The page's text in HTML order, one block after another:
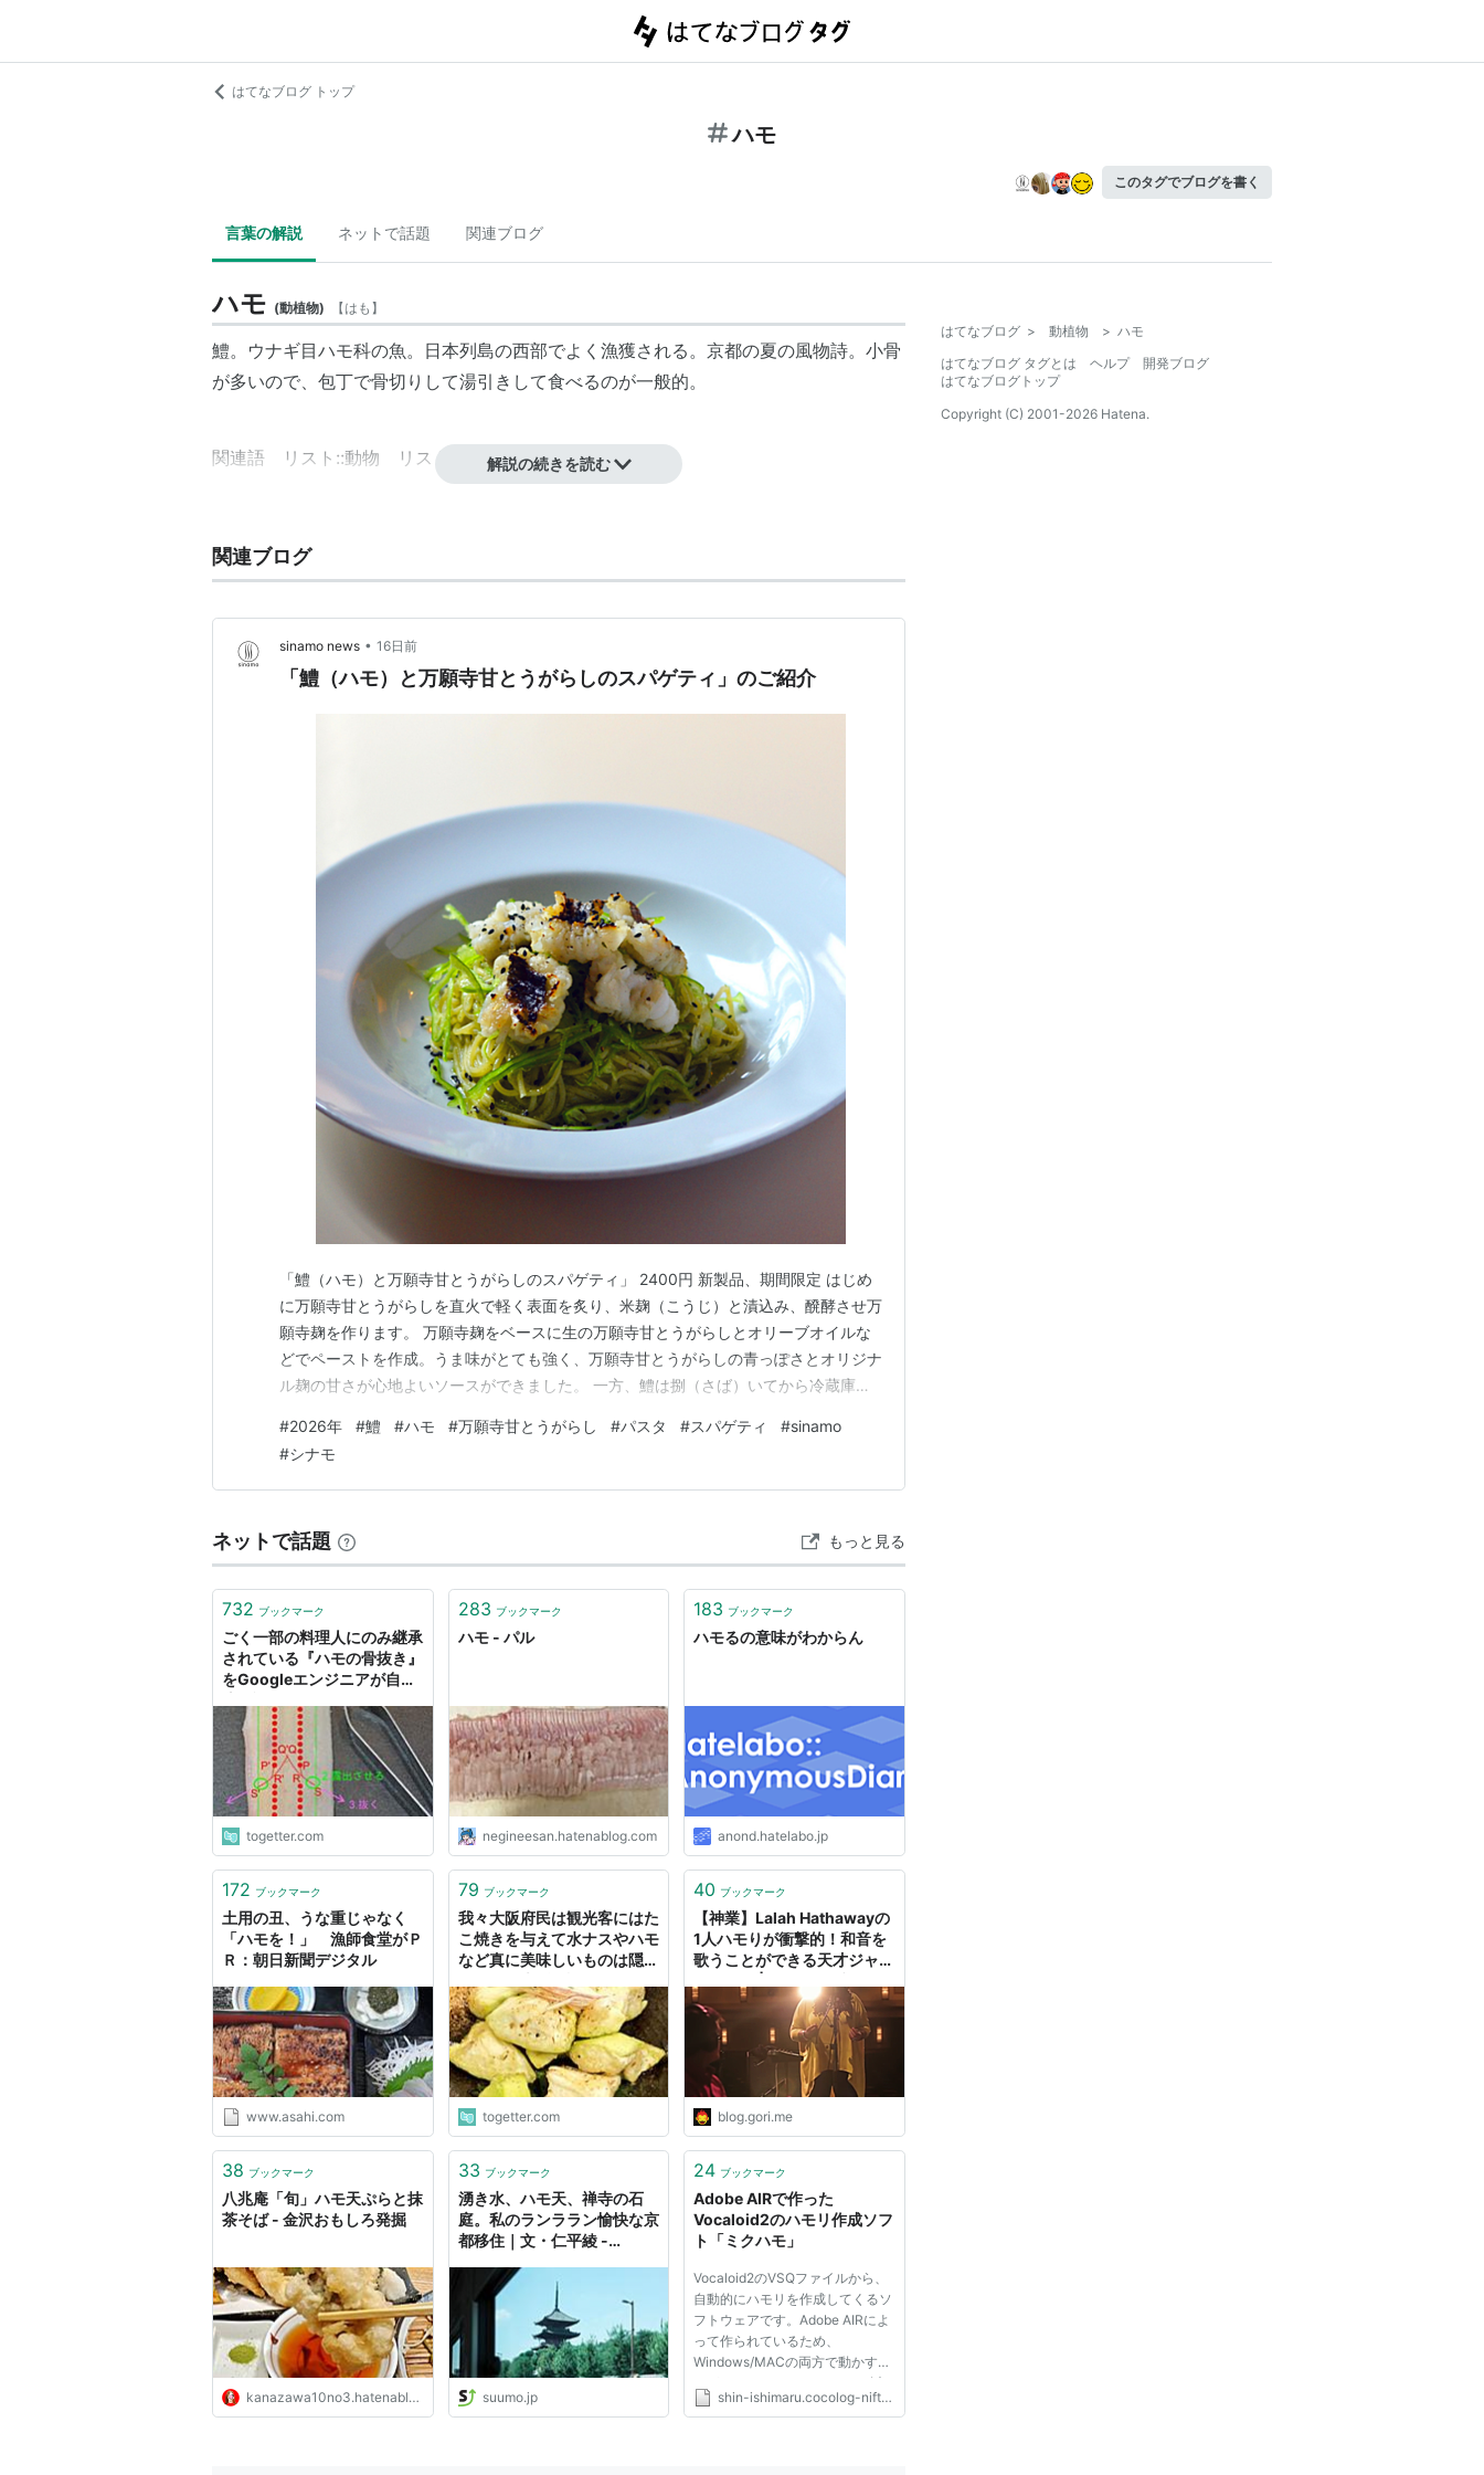
はてなブログ トップ
ハモ
このタグでブログを書く
言葉の解説 ネットで話題 関連ブログ
ハモ (動植物) 【はも 】
鱧。ウナギ目ハモ科の魚。日本列島の西部でよく漁獲される。京都の夏の風物詩。小骨
が多いので、包丁で骨切りして湯引きして食べるのが一般的。
関連語 リスト::動物 リスト::魚類解説の続きを読む
関連ブログ
sinamo news • 16日前
「鱧（ハモ）と万願寺甘とうがらしのスパゲティ」のご紹介
「鱧（ハモ）と万願寺甘とうがらしのスパゲティ」 2400円 新製品、期間限定 はじめ
に万願寺甘とうがらしを直火で軽く表面を炙り、米麹（こうじ）と漬込み、醗酵させ万
願寺麹を作ります。 万願寺麹をベースに生の万願寺甘とうがらしとオリーブオイルな
どでペーストを作成。うま味がとても強く、万願寺甘とうがらしの青っぽさとオリジナ
ル麹の甘さが心地よいソースができました。 一方、鱧は捌（さば）いてから冷蔵庫で
餅のようになります。なのに丁寧に骨切りした身は酒で保湿してるのでフワフワして、
皮目との食感のコントラストが面白いでしょう。 仕…
#2026年 #鱧 #ハモ #万願寺甘とうがらし #パスタ #スパゲティ #sinamo
#シナモ
ネットで話題 もっと見る
732 ブックマーク
ごく一部の料理人にのみ継承
されている『ハモの骨抜き』
をGoogleエンジニアが自己
い技術」
togetter.com
283 ブックマーク
ハモ - パル
negineesan.hatenablog.com
183 ブックマーク
ハモるの意味がわからん
anond.hatelabo.jp
172 ブックマーク
土用の丑、うな重じゃなく
「ハモを！」 漁師食堂がＰ
Ｒ：朝日新聞デジタル
www.asahi.com
79 ブックマーク
我々大阪府民は観光客にはた
こ焼きを与えて水ナスやハモ
など真に美味しいものは隠し
togetter.com
40 ブックマーク
【神業】Lalah Hathawayの
1人ハモりが衝撃的！和音を
歌うことができる天才ジャズ
blog.gori.me
38 ブックマーク
八兆庵「旬」ハモ天ぷらと抹
茶そば - 金沢おもしろ発掘
kanazawa10no3.hatenablog.com
33 ブックマーク
湧き水、ハモ天、禅寺の石
庭。私のランララン愉快な京
都移住｜文・仁平綾 -
suumo.jp
24 ブックマーク
Adobe AIRで作った
Vocaloid2のハモリ作成ソフ
ト「ミクハモ」
Vocaloid2のVSQファイルから、
自動的にハモリを作成してくるソ
フトウェアです。Adobe AIRによ
って作られているため、
Windows/MACの両方で動かすこ
とができます。 VSQファイル以
外でも、MIDファイル(MIDI)から
shin-ishimaru.cocolog-nifty.com
はてなブログ > 動植物 > ハモ
はてなブログ タグとは
ヘルプ
開発ブログ
はてなブログトップ
Copyright (C) 2001-2026 Hatena.